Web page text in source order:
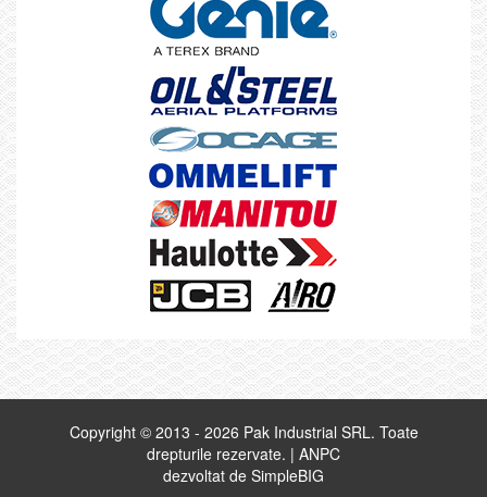
Copyright © 2013 - 2026 Pak Industrial SRL. Toate
drepturile rezervate. | ANPC
dezvoltat de SimpleBIG